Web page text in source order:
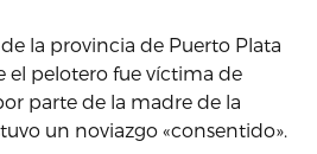
la provincia de Puerto Plata
el pelotero fue víctima de
parte de la madre de la
un noviazgo «consentido».